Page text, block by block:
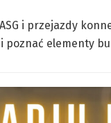
i przejazdy
poznać elementy